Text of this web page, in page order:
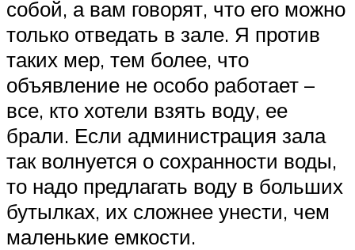
собой, а вам говорят, что его можно
только отведать в зале. Я против
таких мер, тем более, что
объявление не особо работает –
все, кто хотели взять воду, ее
брали. Если администрация зала
так волнуется о сохранности воды,
то надо предлагать воду в больших
бутылках, их сложнее унести, чем
маленькие емкости.